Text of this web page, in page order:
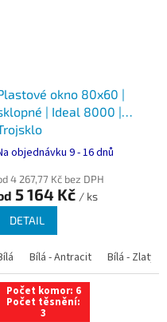
Bílá - Tmavý dub Bílá -
okno 80x60 |
| Ideal 8000 |
objednávku 9 - 16 dnů
4 267,77 Kč bez DPH
5 164 Kč / ks
DETAIL
Bílá - Antracit Bílá - Zlatý
Počet komor: 6
Počet těsnění:
3